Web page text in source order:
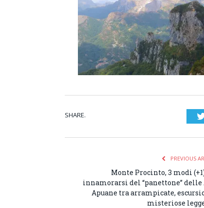
SHARE.
PREVIOUS
Monte Procinto, 3 modi
innamorarsi del “panettone”
Apuane tra arrampicate,
misteriose